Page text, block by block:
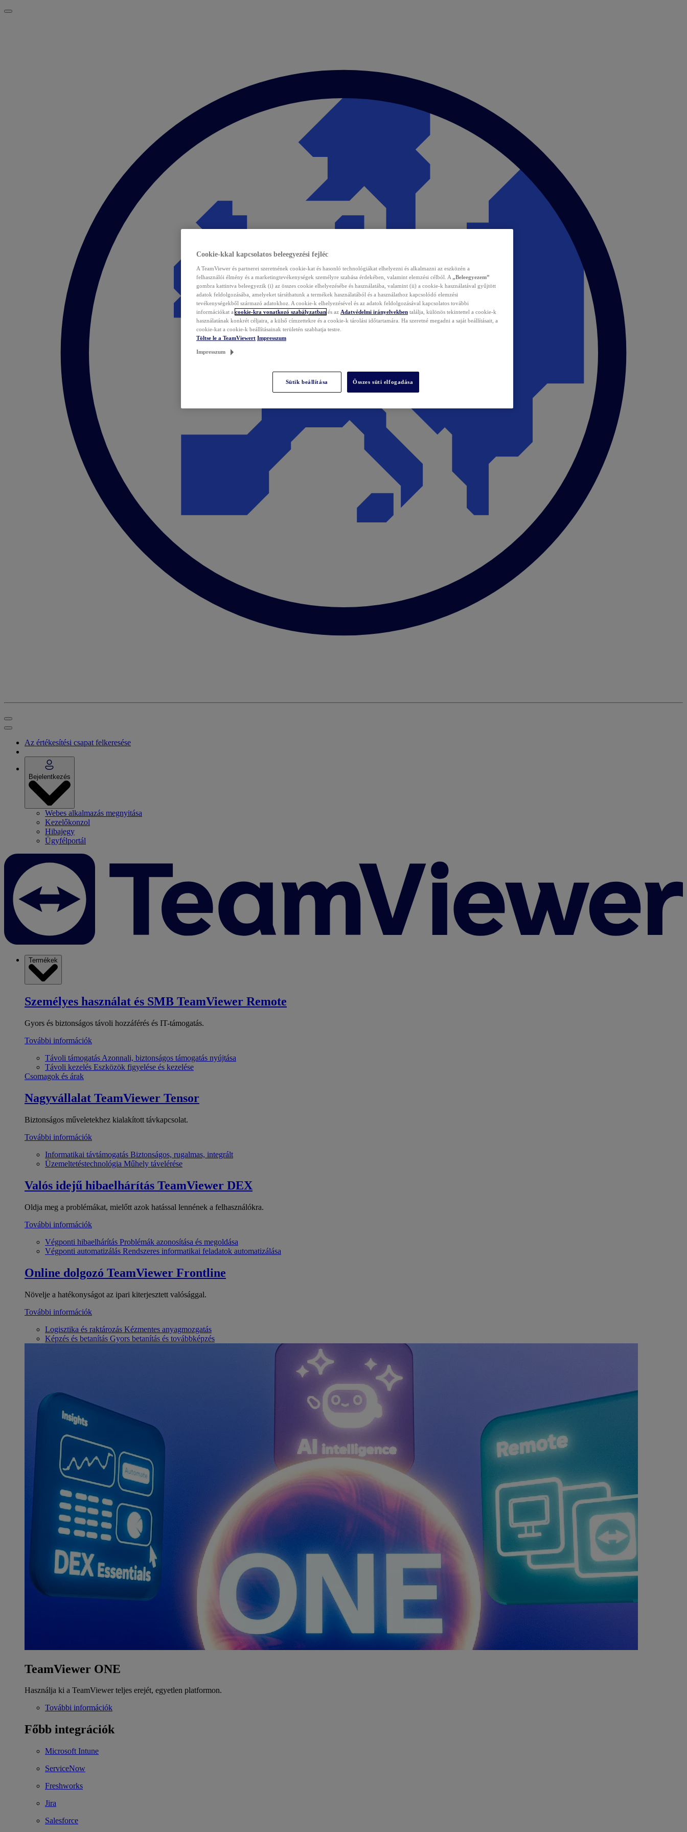
Az értékesítési csapat felkeresése
Bejelentkezés
Webes alkalmazás megnyitása
Kezelőkonzol
Hibajegy
Ügyfélportál
Termékek
Személyes használat és SMB TeamViewer Remote
Gyors és biztonságos távoli hozzáférés és IT-támogatás.
További információk
Távoli támogatás Azonnali, biztonságos támogatás nyújtása
Távoli kezelés Eszközök figyelése és kezelése
Csomagok és árak
Nagyvállalat TeamViewer Tensor
Biztonságos műveletekhez kialakított távkapcsolat.
További információk
Informatikai távtámogatás Biztonságos, rugalmas, integrált
Üzemeltetéstechnológia Műhely távelérése
Valós idejű hibaelhárítás TeamViewer DEX
Oldja meg a problémákat, mielőtt azok hatással lennének a felhasználókra.
További információk
Végponti hibaelhárítás Problémák azonosítása és megoldása
Végponti automatizálás Rendszeres informatikai feladatok automatizálása
Online dolgozó TeamViewer Frontline
Növelje a hatékonyságot az ipari kiterjesztett valósággal.
További információk
Logisztika és raktározás Kézmentes anyagmozgatás
Képzés és betanítás Gyors betanítás és továbbképzés
TeamViewer ONE
Használja ki a TeamViewer teljes erejét, egyetlen platformon.
További információk
Főbb integrációk
Microsoft Intune
ServiceNow
Freshworks
Jira
Salesforce
Cookie-kkal kapcsolatos beleegyezési fejléc
A TeamViewer és partnerei szeretnének cookie-kat és hasonló technológiákat elhelyezni és alkalmazni az eszközén a
felhasználói élmény és a marketingtevékenységek személyre szabása érdekében, valamint elemzési célból. A „Beleegyezem”
gombra kattintva beleegyezik (i) az összes cookie elhelyezésébe és használatába, valamint (ii) a cookie-k használatával gyűjtött
adatok feldolgozásába, amelyeket társíthatunk a termékek használatából és a használathoz kapcsolódó elemzési
tevékenységekből származó adatokhoz. A cookie-k elhelyezésével és az adatok feldolgozásával kapcsolatos további
információkat a cookie-kra vonatkozó szabályzatban és az Adatvédelmi irányelvekben találja, különös tekintettel a cookie-k
használatának konkrét céljaira, a külső címzettekre és a cookie-k tárolási időtartamára. Ha szeretné megadni a saját beállításait, a
cookie-kat a cookie-k beállításainak területén szabhatja testre.
Töltse le a TeamViewert Impresszum
Impresszum
Sütik beállítása Összes süti elfogadása